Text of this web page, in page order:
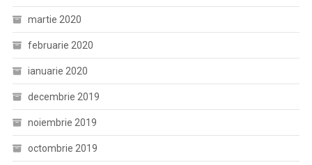
martie 2020
februarie 2020
ianuarie 2020
decembrie 2019
noiembrie 2019
octombrie 2019